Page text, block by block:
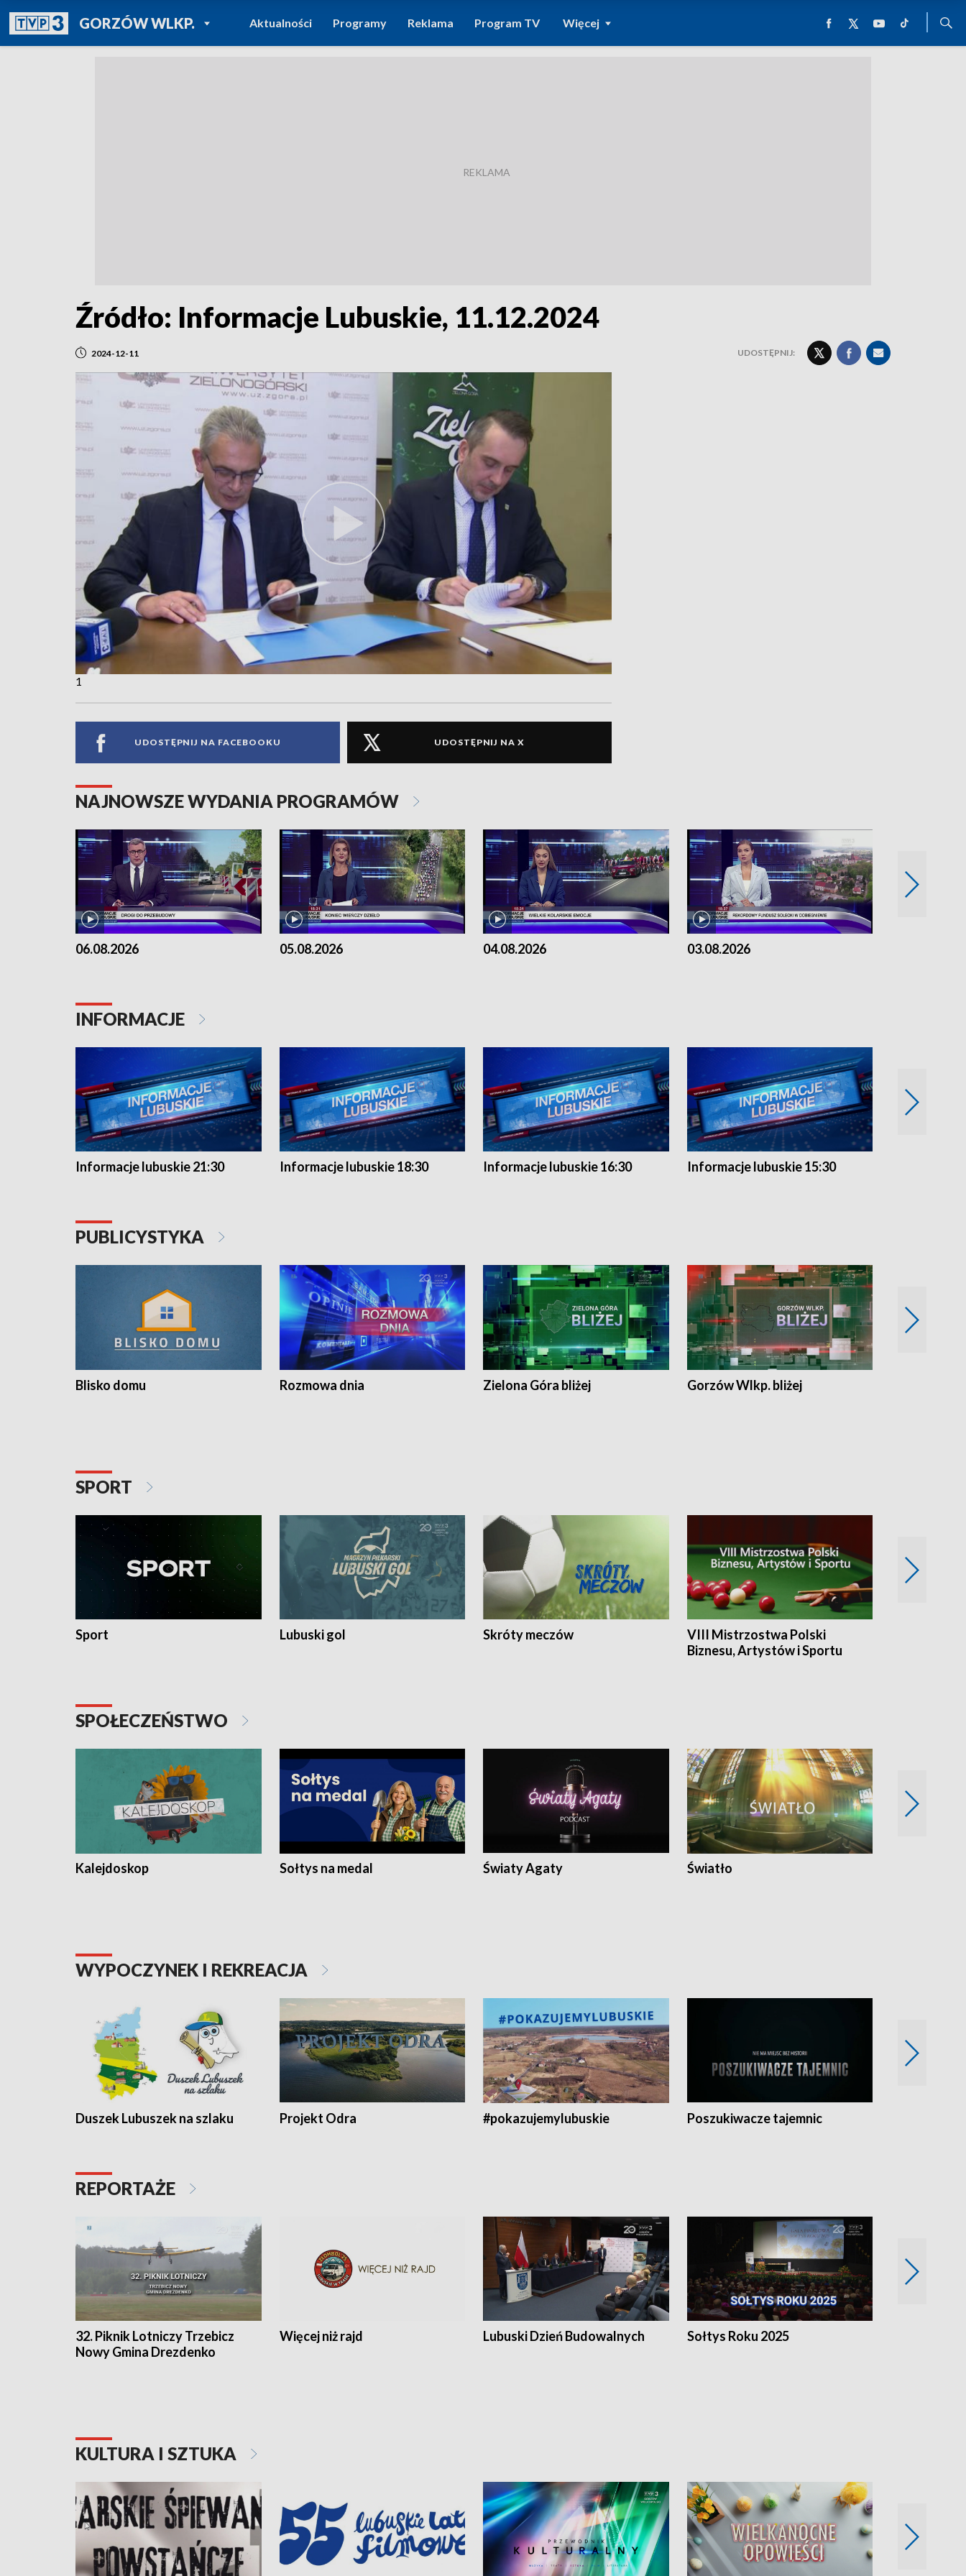
GORZÓW WLKP.POWRÓT DO
TVP REGIONY
Aktualności Programy Reklama Program TV Więcej
Źródło: Informacje Lubuskie, 11.12.2024
2024-12-11 UDOSTĘPNIJ:
1
UDOSTĘPNIJ NA FACEBOOKU UDOSTĘPNIJ NA X
NAJNOWSZE WYDANIA PROGRAMÓW
06.08.2026 05.08.2026 04.08.2026 03.08.2026
INFORMACJE
Informacje lubuskie 21:30 Informacje lubuskie 18:30 Informacje lubuskie 16:30 Informacje lubuskie 15:30
PUBLICYSTYKA
Blisko domu Rozmowa dnia Zielona Góra bliżej Gorzów Wlkp. bliżej
SPORT
Sport Lubuski gol Skróty meczów
VIII Mistrzostwa Polski
Biznesu, Artystów i Sportu
SPOŁECZEŃSTWO
Kalejdoskop Sołtys na medal Światy Agaty Światło
WYPOCZYNEK I REKREACJA
Duszek Lubuszek na szlaku Projekt Odra #pokazujemylubuskie Poszukiwacze tajemnic
REPORTAŻE
32. Piknik Lotniczy Trzebicz
Nowy Gmina Drezdenko
Więcej niż rajd Lubuski Dzień Budowalnych Sołtys Roku 2025
KULTURA I SZTUKA